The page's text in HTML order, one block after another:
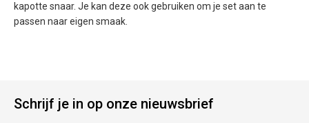
kapotte snaar. Je kan deze ook gebruiken om je set aan te
passen naar eigen smaak.
Schrijf je in op onze nieuwsbrief